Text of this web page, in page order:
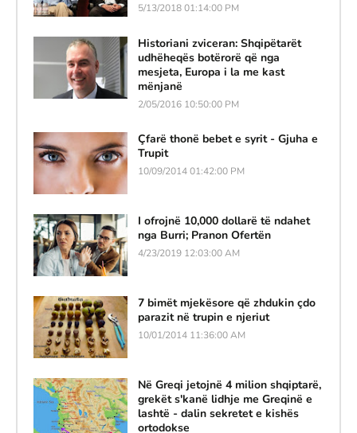
5/13/2018 01:14:00 PM
Historiani zviceran: Shqipëtarët
udhëheqës botërorë që nga
mesjeta, Europa i la me kast
mënjanë
2/05/2016 10:50:00 PM
Çfarë thonë bebet e syrit - Gjuha e
Trupit
10/09/2014 01:42:00 PM
I ofrojnë 10,000 dollarë të ndahet
nga Burri; Pranon Ofertën
4/23/2019 12:03:00 AM
7 bimët mjekësore që zhdukin çdo
parazit në trupin e njeriut
10/01/2014 11:36:00 AM
Në Greqi jetojnë 4 milion shqiptarë,
grekët s'kanë lidhje me Greqinë e
lashtë - dalin sekretet e kishës
ortodokse